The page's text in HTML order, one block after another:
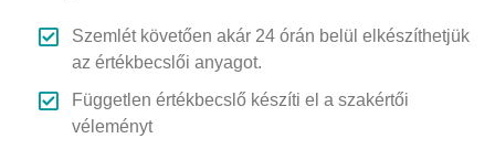
Szemlét követően akár 24 órán belül elkészíthetjük
az értékbecslői anyagot.
Független értékbecslő készíti el a szakértői
véleményt